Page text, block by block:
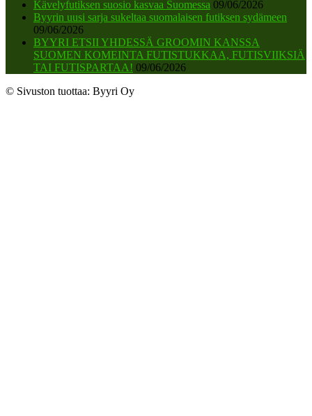
Kävelyfutiksen suosio kasvaa Suomessa 09/06/2026
Byyrin uusi sarja sukeltaa suomalaisen futiksen sydämeen
09/06/2026
BYYRI ETSII YHDESSÄ GROOMIN KANSSA
SUOMEN KOMEINTA FUTISTUKKAA, FUTISVIIKSIÄ
TAI FUTISPARTAA! 09/06/2026
© Sivuston tuottaa: Byyri Oy